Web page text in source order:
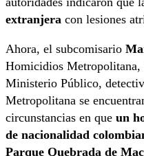
extranjera con lesiones
Ahora, el subcomisario
Homicidios
Ministerio Público,
Metropolitana se
circunstancias en que un
de nacionalidad
Parque Quebrada de